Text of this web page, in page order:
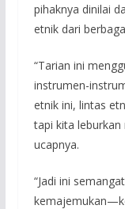
pihaknya dinilai
etnik dari
“Tarian ini
instrumen-
etnik ini, lintas
tapi kita
ucapnya.
“Jadi ini